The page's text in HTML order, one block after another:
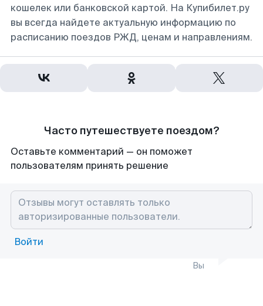
кошелек или банковской картой. На Купибилет.ру
вы всегда найдете актуальную информацию по
расписанию поездов РЖД, ценам и направлениям.
Часто путешествуете поездом?
Оставьте комментарий — он поможет
пользователям принять решение
Войти
Вы